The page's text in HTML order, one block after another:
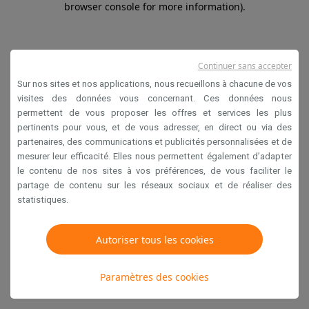
browser console for more information).
Sur nos sites et nos applications, nous recueillons à chacune de vos
visites des données vous concernant. Ces données nous
permettent de vous proposer les offres et services les plus
pertinents pour vous, et de vous adresser, en direct ou via des
partenaires, des communications et publicités personnalisées et de
mesurer leur efficacité. Elles nous permettent également d’adapter
le contenu de nos sites à vos préférences, de vous faciliter le
partage de contenu sur les réseaux sociaux et de réaliser des
statistiques.
Autoriser tous les cookies
Paramètres des cookies
Continuer sans accepter